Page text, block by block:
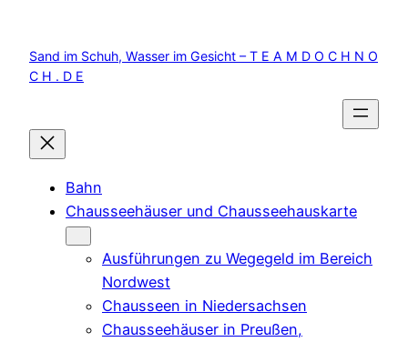
springen
Sand im Schuh, Wasser im Gesicht – T E A M D O C H N O
C H . D E
Bahn
Chausseehäuser und Chausseehauskarte
Ausführungen zu Wegegeld im Bereich
Nordwest
Chausseen in Niedersachsen
Chausseehäuser in Preußen,